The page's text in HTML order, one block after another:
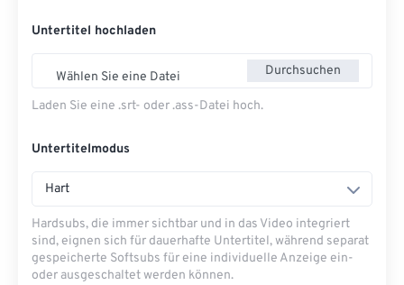
Untertitel hochladen
Wählen Sie eine Datei Durchsuchen
Laden Sie eine .srt- oder .ass-Datei hoch.
Untertitelmodus
Hart
Hardsubs, die immer sichtbar und in das Video integriert
sind, eignen sich für dauerhafte Untertitel, während separat
gespeicherte Softsubs für eine individuelle Anzeige ein-
oder ausgeschaltet werden können.